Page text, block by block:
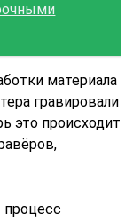
материала
гравировали
это происходит